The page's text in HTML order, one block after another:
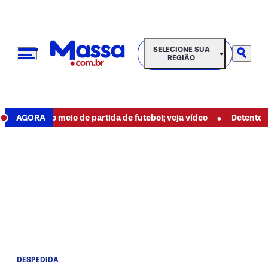
SELECIONE SUA REGIÃO
SELECIONE SUA
REGIÃO
AGORA
no meio de partida de futebol; veja vídeo • Detento
DESPEDIDA